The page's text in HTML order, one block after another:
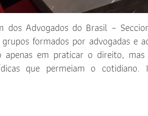
dos Advogados do Brasil –
formados por advogadas e
apenas em praticar o direito,
que permeiam o cotidiano.